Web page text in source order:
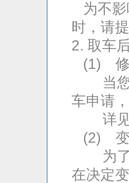
为不影
时，请
2. 取车
(1) 修
当您
车申请
详
(2) 变
为了
在决定